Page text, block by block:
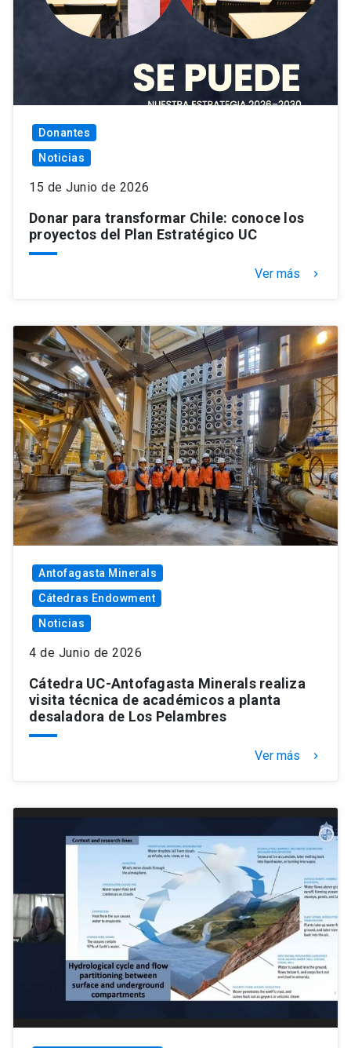
Donantes
Noticias
15 de Junio de 2026
Donar para transformar Chile: conoce los
proyectos del Plan Estratégico UC
Ver más keyboard_arrow_right
Antofagasta Minerals
Cátedras Endowment
Noticias
4 de Junio de 2026
Cátedra UC-Antofagasta Minerals realiza
visita técnica de académicos a planta
desaladora de Los Pelambres
Ver más keyboard_arrow_right